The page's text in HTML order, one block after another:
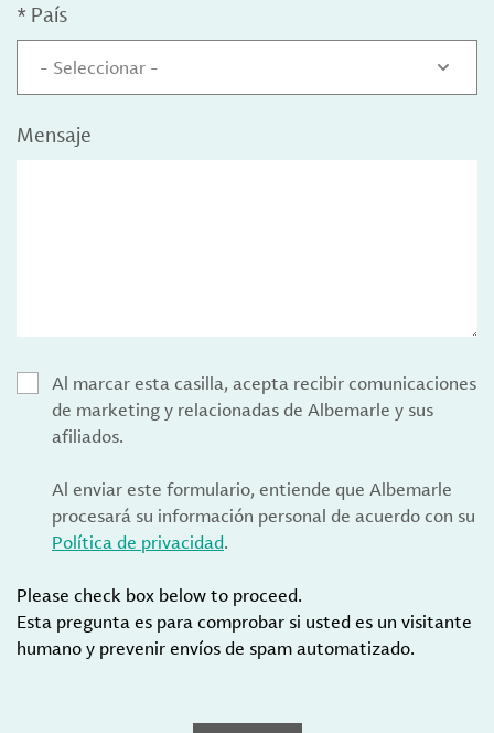
* País
- Seleccionar -
Mensaje
Al marcar esta casilla, acepta recibir comunicaciones
de marketing y relacionadas de Albemarle y sus
afiliados.
Al enviar este formulario, entiende que Albemarle
procesará su información personal de acuerdo con su
Política de privacidad.
Please check box below to proceed.
Esta pregunta es para comprobar si usted es un visitante
humano y prevenir envíos de spam automatizado.